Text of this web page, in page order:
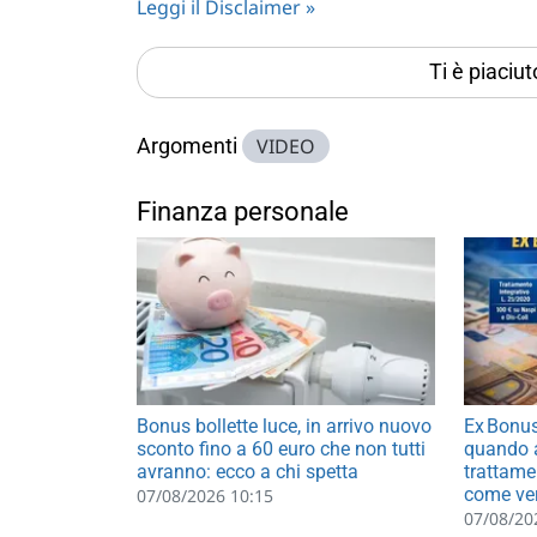
Leggi il Disclaimer »
Ti è
Argomenti VIDEO
Finanza personale
Bonus bollette luce, in arrivo nuovo
sconto fino a 60 euro che non tutti
avranno: ecco a chi spetta
07/08/2026 10:15
Ex
quando
come
07/08/